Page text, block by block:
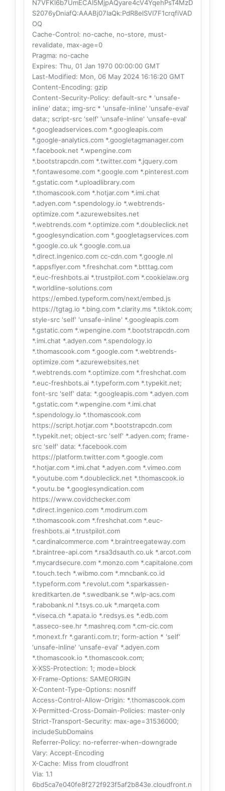
N7VFKl6b7UmECAI5MjpAQyare4cV4YqehPsT4MzD
S2076yDniafQ:AAABj07IaQk:PdR8elSVI7F1crqfiVAD
OQ
Cache-Control: no-cache, no-store, must-
revalidate, max-age=0
Pragma: no-cache
Expires: Thu, 01 Jan 1970 00:00:00 GMT
Last-Modified: Mon, 06 May 2024 16:16:20 GMT
Content-Encoding: gzip
Content-Security-Policy: default-src * 'unsafe-
inline' data:; img-src * 'unsafe-inline' 'unsafe-eval'
data:; script-src 'self' 'unsafe-inline' 'unsafe-eval'
*.googleadservices.com *.googleapis.com
*.google-analytics.com *.googletagmanager.com
*.facebook.net *.wpengine.com
*.bootstrapcdn.com *.twitter.com *.jquery.com
*.fontawesome.com *.google.com *.pinterest.com
*.gstatic.com *.uploadlibrary.com
*.thomascook.com *.hotjar.com *.imi.chat
*.adyen.com *.spendology.io *.webtrends-
optimize.com *.azurewebsites.net
*.webtrends.com *.optimize.com *.doubleclick.net
*.googlesyndication.com *.googletagservices.com
*.google.co.uk *.google.com.ua
*.direct.ingenico.com cc-cdn.com *.google.nl
*.appsflyer.com *.freshchat.com *.btttag.com
*.euc-freshbots.ai *.trustpilot.com *.cookielaw.org
*.worldline-solutions.com
https://embed.typeform.com/next/embed.js
https://tgtag.io *.bing.com *.clarity.ms *.tiktok.com;
style-src 'self' 'unsafe-inline' *.googleapis.com
*.gstatic.com *.wpengine.com *.bootstrapcdn.com
*.imi.chat *.adyen.com *.spendology.io
*.thomascook.com *.google.com *.webtrends-
optimize.com *.azurewebsites.net
*.webtrends.com *.optimize.com *.freshchat.com
*.euc-freshbots.ai *.typeform.com *.typekit.net;
font-src 'self' data: *.googleapis.com *.adyen.com
*.gstatic.com *.wpengine.com *.imi.chat
*.spendology.io *.thomascook.com
https://script.hotjar.com *.bootstrapcdn.com
*.typekit.net; object-src 'self' *.adyen.com; frame-
src 'self' data: *.facebook.com
https://platform.twitter.com *.google.com
*.hotjar.com *.imi.chat *.adyen.com *.vimeo.com
*.youtube.com *.doubleclick.net *.thomascook.io
*.youtu.be *.googlesyndication.com
https://www.covidchecker.com
*.direct.ingenico.com *.modirum.com
*.thomascook.com *.freshchat.com *.euc-
freshbots.ai *.trustpilot.com
*.cardinalcommerce.com *.braintreegateway.com
*.braintree-api.com *.rsa3dsauth.co.uk *.arcot.com
*.mycardsecure.com *.monzo.com *.capitalone.com
*.touch.tech *.wibmo.com *.mncbank.co.id
*.typeform.com *.revolut.com *.sparkassen-
kreditkarten.de *.swedbank.se *.wlp-acs.com
*.rabobank.nl *.tsys.co.uk *.marqeta.com
*.viseca.ch *.apata.io *.redsys.es *.edb.com
*.asseco-see.hr *.mashreq.com *.cm-cic.com
*.monext.fr *.garanti.com.tr; form-action * 'self'
'unsafe-inline' 'unsafe-eval' *.adyen.com
*.thomascook.io *.thomascook.com;
X-XSS-Protection: 1; mode=block
X-Frame-Options: SAMEORIGIN
X-Content-Type-Options: nosniff
Access-Control-Allow-Origin: *.thomascook.com
X-Permitted-Cross-Domain-Policies: master-only
Strict-Transport-Security: max-age=31536000;
includeSubDomains
Referrer-Policy: no-referrer-when-downgrade
Vary: Accept-Encoding
X-Cache: Miss from cloudfront
Via: 1.1
6bd5ca7e040fe8f272f923f5af2b843e.cloudfront.n